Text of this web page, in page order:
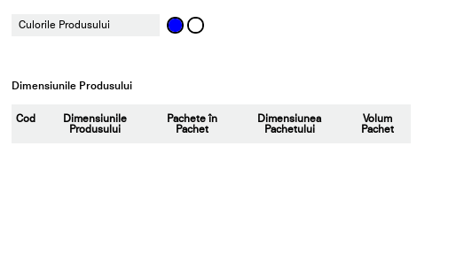
Culorile Produsului
Dimensiunile Produsului
Cod Dimensiunile
Produsului
Pachete în
Pachet
Dimensiunea
Pachetului
Volum
Pachet